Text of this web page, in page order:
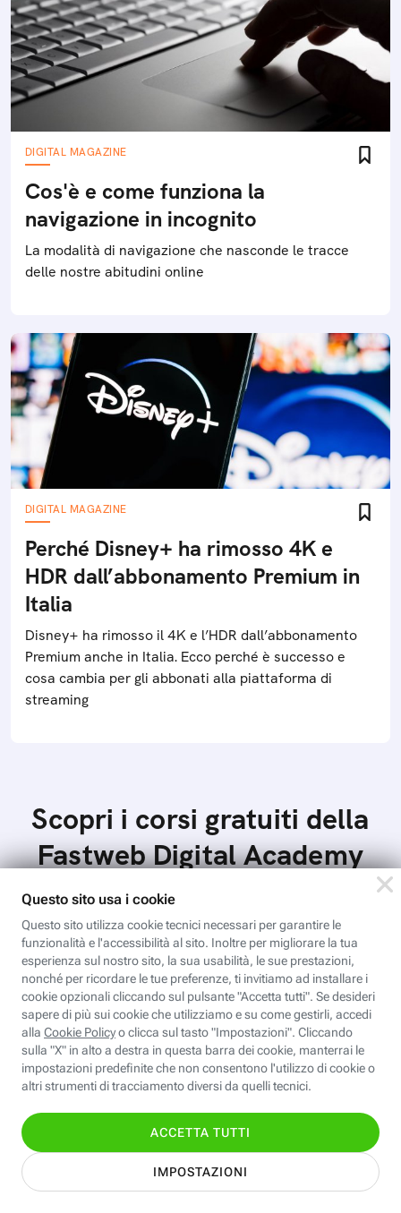
DIGITAL MAGAZINE
Cos'è e come funziona la
navigazione in incognito
La modalità di navigazione che nasconde le tracce
delle nostre abitudini online
DIGITAL MAGAZINE
Perché Disney+ ha rimosso 4K e
HDR dall’abbonamento Premium in
Italia
Disney+ ha rimosso il 4K e l’HDR dall’abbonamento
Premium anche in Italia. Ecco perché è successo e
cosa cambia per gli abbonati alla piattaforma di
streaming
Scopri i corsi gratuiti della
Fastweb Digital Academy
Valentina CAD: Dettaglio e stampa
cartamodelli
Dal file al tessuto è il passaggio che ci porta al
completamento del processo di progettazione di
cartamodelli digitali e parametrici.Approfondisci
e…
Iscriviti